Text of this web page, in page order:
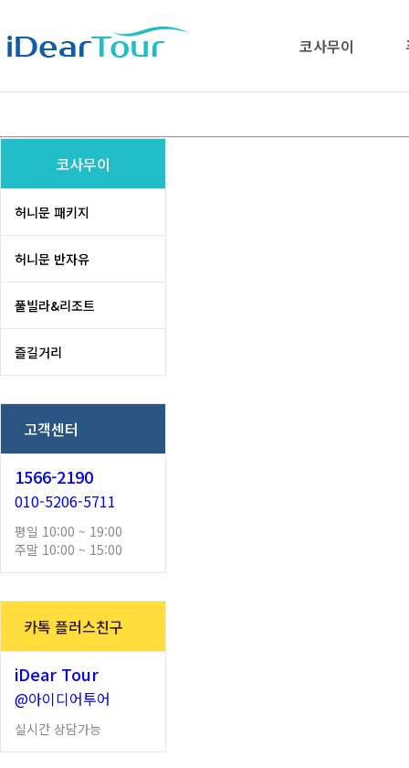
코사무이
코사무이
허니문 패키지
허니문 반자유
풀빌라&리조트
즐길거리
고객센터
1566-2190
010-5206-5711
평일 10:00 ~ 19:00
주말 10:00 ~ 15:00
카톡 플러스친구
iDear Tour
@아이디어투어
실시간 상담가능